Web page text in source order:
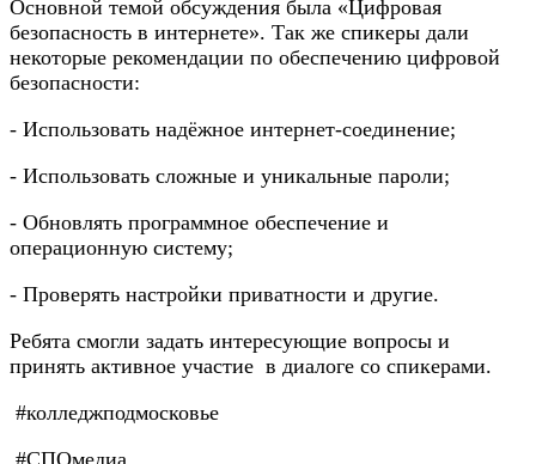
Основной темой обсуждения была «Цифровая
безопасность в интернете». Так же спикеры дали
некоторые рекомендации по обеспечению цифровой
безопасности:
- Использовать надёжное интернет-соединение;
- Использовать сложные и уникальные пароли;
- Обновлять программное обеспечение и
операционную систему;
- Проверять настройки приватности и другие.
Ребята смогли задать интересующие вопросы и
принять активное участие в диалоге со спикерами.
#колледжподмосковье